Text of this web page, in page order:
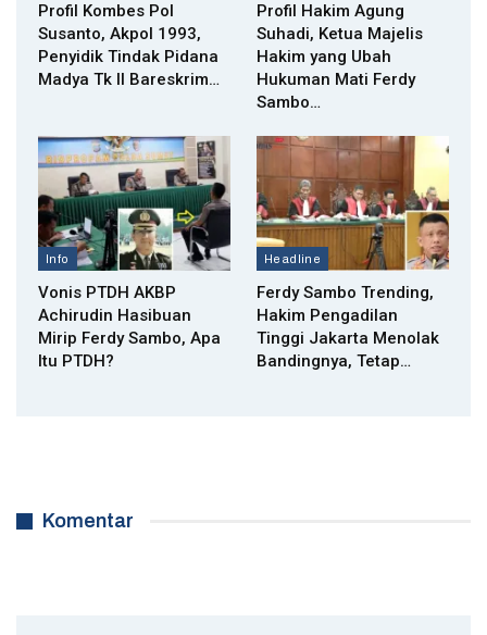
Profil Kombes Pol
Susanto, Akpol 1993,
Penyidik Tindak Pidana
Madya Tk II Bareskrim…
Profil Hakim Agung
Suhadi, Ketua Majelis
Hakim yang Ubah
Hukuman Mati Ferdy
Sambo…
Info
Vonis PTDH AKBP
Achirudin Hasibuan
Mirip Ferdy Sambo, Apa
Itu PTDH?
Headline
Ferdy Sambo Trending,
Hakim Pengadilan
Tinggi Jakarta Menolak
Bandingnya, Tetap…
Komentar